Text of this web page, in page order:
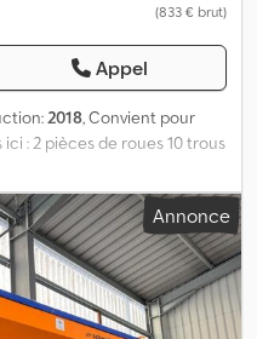
(833 € brut)
Appel
2018, Convient pour
ici : 2 pièces de roues 10 trous
65R22.5, rechapées,
Profondeur de sculpture
questions, n'hésitez pas à
Hengersberg
Annonce